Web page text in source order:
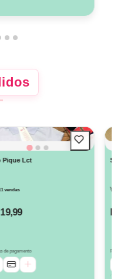
Pique Lct
vendas
de pagamento